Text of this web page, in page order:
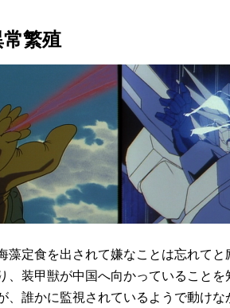
繁殖
藻定食を出されて嫌なことは忘れて
、装甲獣が中国へ向かっていること
、誰かに監視されているようで動け